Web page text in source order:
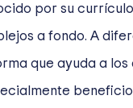
por su
a fondo. A
que ayuda a